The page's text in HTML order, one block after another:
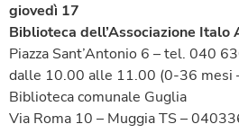
giovedì 17
Biblioteca dell’Associazione Italo
Piazza Sant’Antonio 6 – tel. 040
dalle 10.00 alle 11.00 (0-36 mesi
Biblioteca comunale Guglia
Via Roma 10 – Muggia TS –